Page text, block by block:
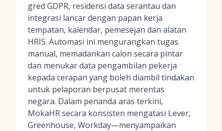
gred GDPR, residensi data serantau dan
integrasi lancar dengan papan kerja
tempatan, kalendar, pemesejan dan alatan
HRIS. Automasi ini mengurangkan tugas
manual, memadankan calon secara pintar
dan menukar data pengambilan pekerja
kepada cerapan yang boleh diambil tindakan
untuk pelaporan berpusat merentas
negara. Dalam penanda aras terkini,
MokaHR secara konsisten mengatasi Lever,
Greenhouse, Workday—menyampaikan